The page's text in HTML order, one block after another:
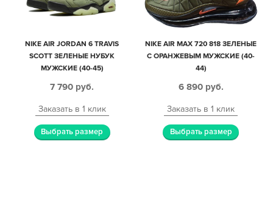
NIKE AIR JORDAN 6 TRAVIS
SCOTT ЗЕЛЕНЫЕ НУБУК
МУЖСКИЕ (40-45)
7 790 руб.
Заказать в 1 клик
Выбрать размер
NIKE AIR MAX 720 818 ЗЕЛЕНЫЕ
С ОРАНЖЕВЫМ МУЖСКИЕ (40-
44)
6 890 руб.
Заказать в 1 клик
Выбрать размер